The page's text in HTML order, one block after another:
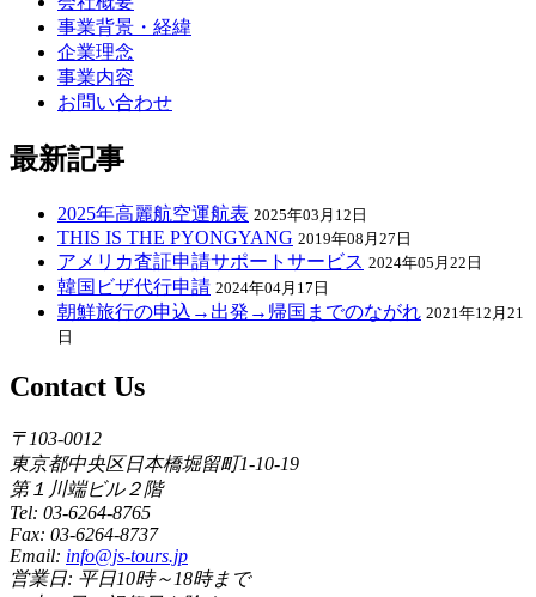
事業背景・経緯
企業理念
事業内容
お問い合わせ
最新記事
2025年高麗航空運航表 2025年03月12日
THIS IS THE PYONGYANG 2019年08月27日
アメリカ査証申請サポートサービス 2024年05月22日
韓国ビザ代行申請 2024年04月17日
朝鮮旅行の申込→出発→帰国までのながれ 2021年12月21
日
Contact Us
〒103-0012
東京都中央区日本橋堀留町1-10-19
第１川端ビル２階
Tel: 03-6264-8765
Fax: 03-6264-8737
Email: info@js-tours.jp
営業日: 平日10時～18時まで